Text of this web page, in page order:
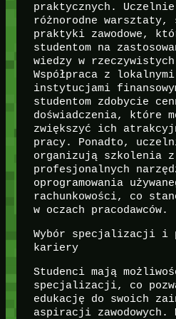
praktycznych.
różnorodne warsztaty,
praktyki zawodowe,
studentom na
wiedzy w rzeczywistych
Współpraca z
instytucjami
studentom zdobycie
doświadczenia, które
zwiększyć ich
pracy. Ponadto,
organizują szkolenia z
profesjonalnych
oprogramowania
rachunkowości, co
w oczach pracodawców.
Wybór specjalizacji i
kariery
Studenci mają
specjalizacji, co
edukację do swoich
aspiracji zawodowych.